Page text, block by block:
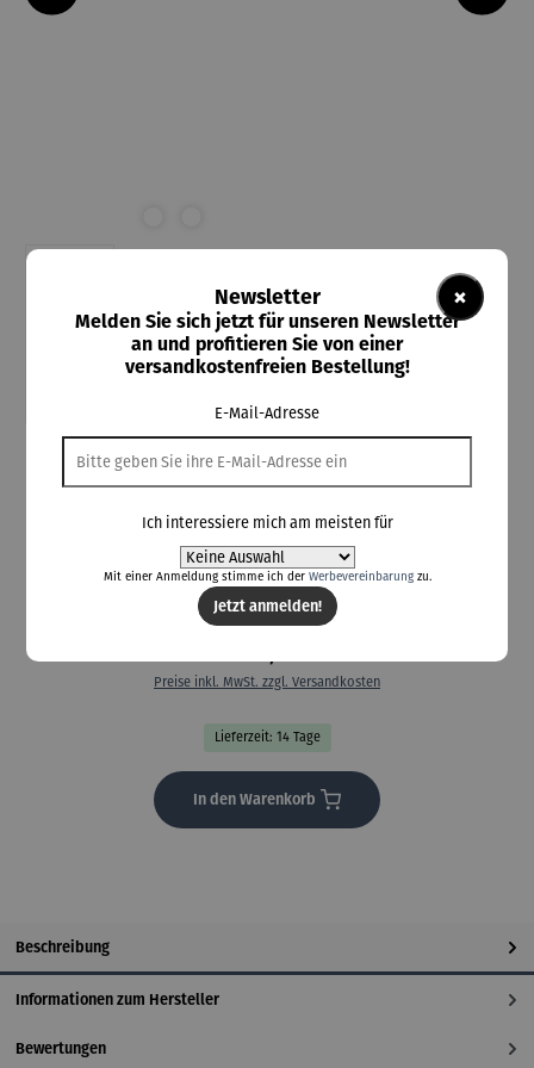
Gartenstele Hauswächter Eule - Susanne
Boerner
Preise inkl. MwSt. zzgl. Versandkosten
Lieferzeit: 14 Tage
In den Warenkorb
Beschreibung
Informationen zum Hersteller
Bewertungen
×
Newsletter
Melden Sie sich jetzt für unseren Newsletter
an und profitieren Sie von einer
versandkostenfreien Bestellung!
E-Mail-Adresse
Ich interessiere mich am meisten für
Mit einer Anmeldung stimme ich der Werbevereinbarungzu.
Jetzt anmelden!